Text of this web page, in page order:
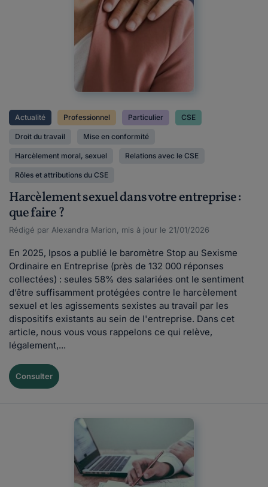
Actualité Professionnel Particulier CSE
Droit du travail Mise en conformité
Harcèlement moral, sexuel Relations avec le CSE
Rôles et attributions du CSE
Harcèlement sexuel dans votre entreprise :
que faire ?
Rédigé par Alexandra Marion, mis à jour le 21/01/2026
En 2025, Ipsos a publié le baromètre Stop au Sexisme
Ordinaire en Entreprise (près de 132 000 réponses
collectées) : seules 58% des salariées ont le sentiment
d’être suffisamment protégées contre le harcèlement
sexuel et les agissements sexistes au travail par les
dispositifs existants au sein de l'entreprise. Dans cet
article, nous vous vous rappelons ce qui relève,
légalement,...
Consulter